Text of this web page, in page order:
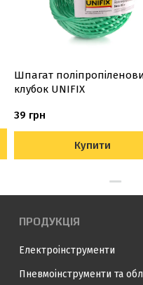
Шпагат
клубок UNIFIX
39 грн
Купити
ПРОДУКЦІЯ
Електроінструменти
Пневмоінструменти та